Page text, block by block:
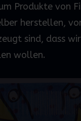
Produkte von
herstellen,
sind, dass
wollen.